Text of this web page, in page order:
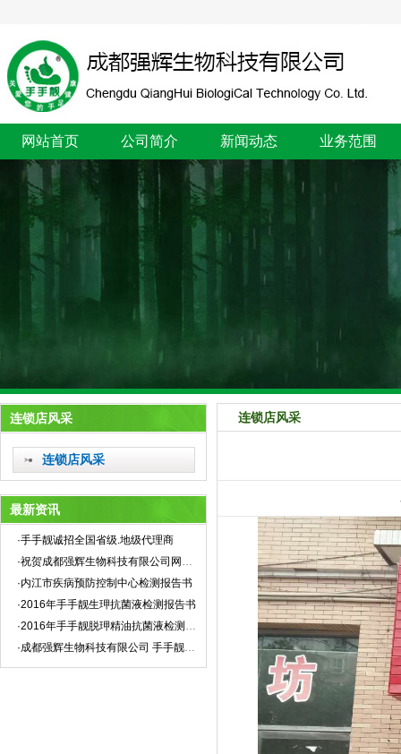
网站首页 公司简介 新闻动态 业务范围
连锁店风采
连锁店风采
最新资讯
·手手靓诚招全国省级.地级代理商
·祝贺成都强辉生物科技有限公司网站全新上线！
·内江市疾病预防控制中心检测报告书
·2016年手手靓生玾抗菌液检测报告书
·2016年手手靓脱玾精油抗菌液检测报告书
·成都强辉生物科技有限公司 手手靓企业标准
连锁店风采